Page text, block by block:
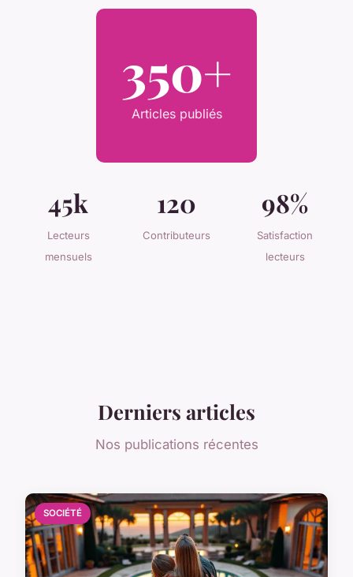
350+
Articles publiés
45k
Lecteurs
mensuels
120
Contributeurs
98%
Satisfaction
lecteurs
Derniers articles
Nos publications récentes
SOCIÉTÉ